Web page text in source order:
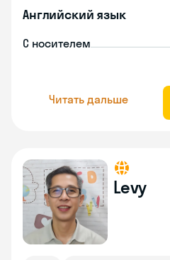
Английский язык
С носителем
Читать дальше
Levy